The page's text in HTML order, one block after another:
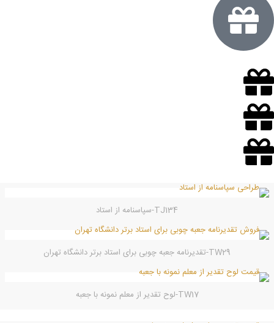
TJ134-سپاسنامه از استاد
TW29-تقدیرنامه جعبه چوبی برای استاد برتر دانشگاه تهران
TW17-لوح تقدیر از معلم نمونه با جعبه